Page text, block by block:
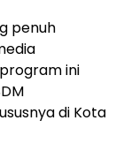
penuh
ini
di Kota